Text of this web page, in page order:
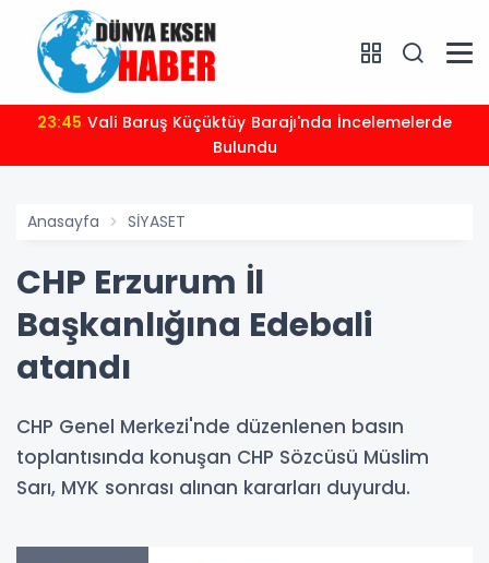
23:45
Bulundu
Anasayfa SİYASET
CHP Erzurum İl
Başkanlığına Edebali
atandı
CHP Genel Merkezi'nde düzenlenen basın
toplantısında konuşan CHP Sözcüsü Müslim
Sarı, MYK sonrası alınan kararları duyurdu.